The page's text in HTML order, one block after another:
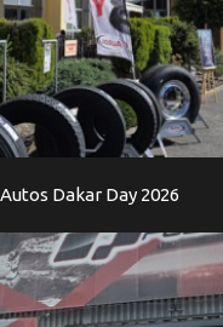
Autos Dakar Day 2026